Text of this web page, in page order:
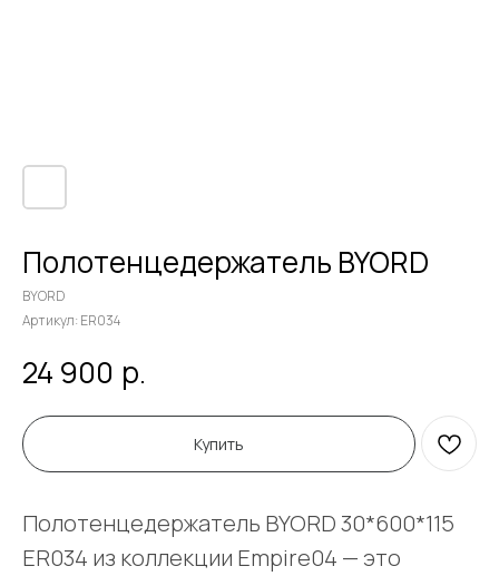
Полотенцедержатель BYORD
BYORD
Артикул: ER034
24 900 р.
Купить
Полотенцедержатель BYORD 30*600*115
ER034 из коллекции Empire04 — это